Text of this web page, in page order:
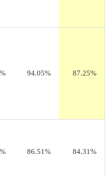
94.05% 87.25%
86.51% 84.31%